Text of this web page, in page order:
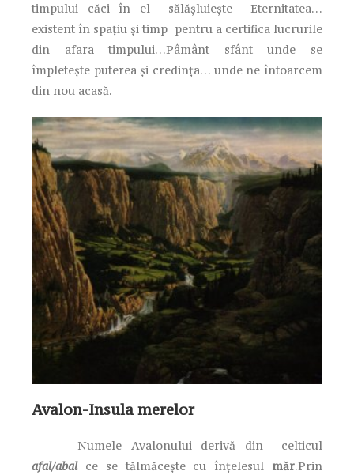
timpului căci în el sălăşluieşte Eternitatea…
existent în spaţiu şi timp pentru a certifica lucrurile
din afara timpului…Pâmânt sfânt unde se
împleteşte puterea şi credinţa… unde ne întoarcem
din nou acasă.
Avalon-Insula merelor
Numele Avalonului derivă din celticul
afal/abalce se tălmăceşte cu înţelesul măr.Prin